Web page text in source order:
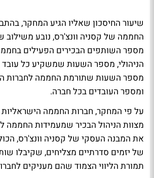
שיעור החיסכון שאליו הגיע המחקר,
החממה של קסניה וונצ'רס, נובע
מספר השותפים הבכירים הפעילים
הניהולי, מספר השעות שמשקיע כל
מספר השעות שתורמת החממה לחברות
ומספר העובדים בכל חברה.
על פי המחקר, חברות החממה הישראליות
מצוות הניהול הבכיר שמעמידות החממה
את המבנה העסקי של קסניה וונצ'רס,
של יזמים סדרתיים מצליחים, שקיבלו
תמורת הליווי הצמוד שהם מעניקים